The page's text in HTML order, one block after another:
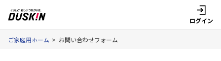
ログイン
ご家庭用ホーム > お問い合わせフォーム